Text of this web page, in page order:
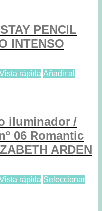
PENCIL
INTENSO
Vista rápida Añadir al
iluminador /
06 Romantic
ARDEN
Vista rápida Seleccionar